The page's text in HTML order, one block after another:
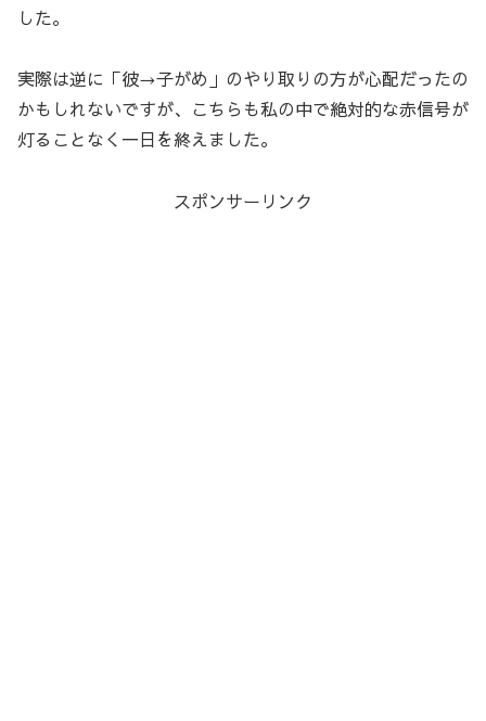
した。
実際は逆に「彼→子がめ」のやり取りの方が心配だったの
かもしれないですが、こちらも私の中で絶対的な赤信号が
灯ることなく一日を終えました。
スポンサーリンク